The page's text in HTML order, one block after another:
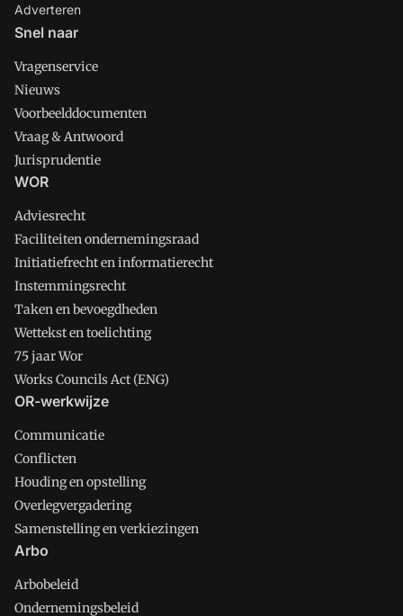
Adverteren
Snel naar
Vragenservice
Nieuws
Voorbeelddocumenten
Vraag & Antwoord
Jurisprudentie
WOR
Adviesrecht
Faciliteiten ondernemingsraad
Initiatiefrecht en informatierecht
Instemmingsrecht
Taken en bevoegdheden
Wettekst en toelichting
75 jaar Wor
Works Councils Act (ENG)
OR-werkwijze
Communicatie
Conflicten
Houding en opstelling
Overlegvergadering
Samenstelling en verkiezingen
Arbo
Arbobeleid
Ondernemingsbeleid